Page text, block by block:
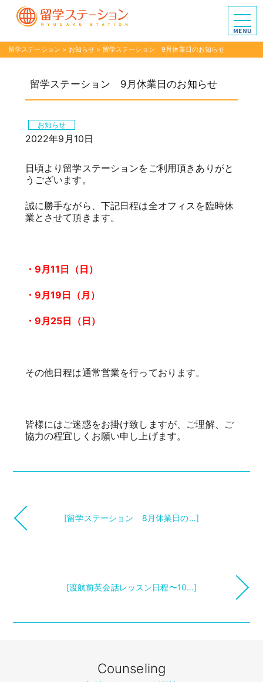
留学ステーション > お知らせ > 留学ステーション 9月休業日のお知らせ
留学ステーション 9月休業日のお知らせ
お知らせ
2022年9月10日
日頃より留学ステーションをご利用頂きありがと
うございます。
誠に勝手ながら、下記日程は全オフィスを臨時休
業とさせて頂きます。
・9月11日（日）
・9月19日（月）
・9月25日（日）
その他日程は通常営業を行っております。
皆様にはご迷惑をお掛け致しますが、ご理解、ご
協力の程宜しくお願い申し上げます。
[留学ステーション 8月休業日の…]
[渡航前英会話レッスン日程〜10…]
Counseling